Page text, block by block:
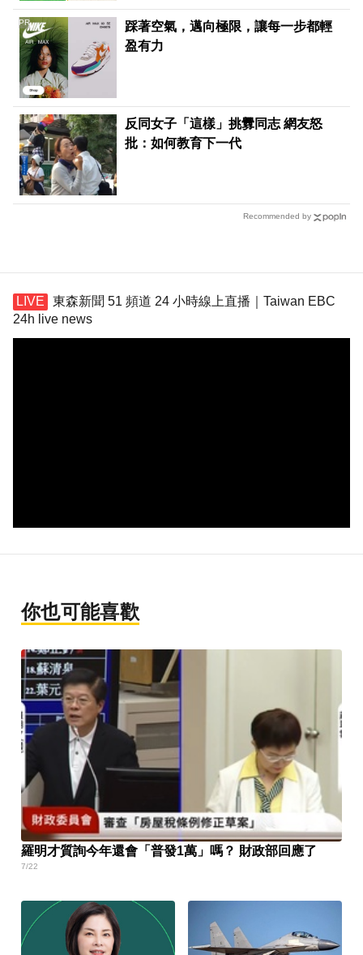
踩著空氣，邁向極限，讓每一步都輕
盈有力
PR
反同女子「這樣」挑釁同志 網友怒
批：如何教育下一代
Recommended by
東森新聞 51 頻道 24 小時線上直播｜Taiwan EBC
24h live news
你也可能喜歡
羅明才質詢今年還會「普發1萬」嗎？ 財政部回應了
7/22